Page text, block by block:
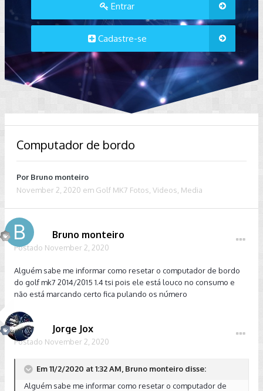
Entrar
Cadastre-se
Computador de bordo
Por Bruno monteiro
November 2, 2020 em Golf MK7 Fotos, Videos, Media
Bruno monteiro
Postado November 2, 2020
Alguém sabe me informar como resetar o computador de bordo
do golf mk7 2014/2015 1.4 tsi pois ele está louco no consumo e
não está marcando certo fica pulando os número
Jorge Jox
Postado November 2, 2020
Em 11/2/2020 at 1:32 AM, Bruno monteiro disse:
Alguém sabe me informar como resetar o computador de